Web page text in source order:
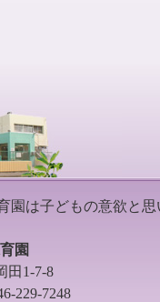
園は子どもの意欲と思
園
田1-7-8
229-7248